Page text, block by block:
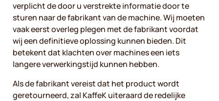
verplicht de door u verstrekte informatie door te
sturen naar de fabrikant van de machine. Wij moeten
vaak eerst overleg plegen met de fabrikant voordat
wij een definitieve oplossing kunnen bieden. Dit
betekent dat klachten over machines een iets
langere verwerkingstijd kunnen hebben.
Als de fabrikant vereist dat het product wordt
geretourneerd, zal KaffeK uiteraard de redelijke